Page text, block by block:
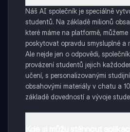
Náš AI společník je speciálně
studentů. Na základě milionů
které máme na platformě,
poskytovat opravdu smysluplné a
Ale nejde jen o odpovědi,
provázení studentů jejich
učení, s personalizovanými
obsahovými materiály v chatu a
základě dovedností a vývoje